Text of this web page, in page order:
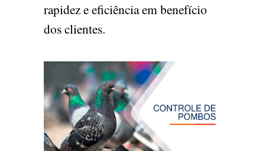
rapidez e eficiência em benefício
dos clientes.